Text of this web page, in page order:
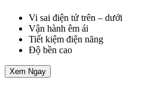
Vi sai điện tử trên – dưới
Vận hành êm ái
Tiết kiệm điện năng
Độ bền cao
Xem Ngay